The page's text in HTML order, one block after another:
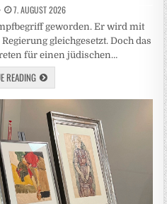
7. AUGUST 2026
geworden. Er wird mit
gleichgesetzt. Doch das
für einen jüdischen…
READING